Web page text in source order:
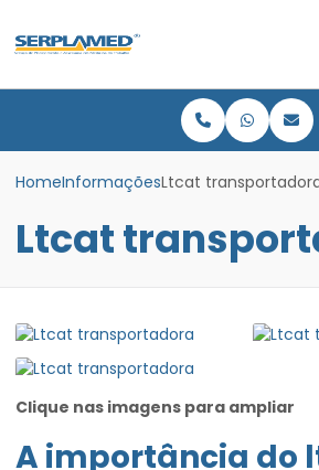
HomeInformaçõesLtcat
Ltcat
Clique nas imagens para ampliar
A importância do